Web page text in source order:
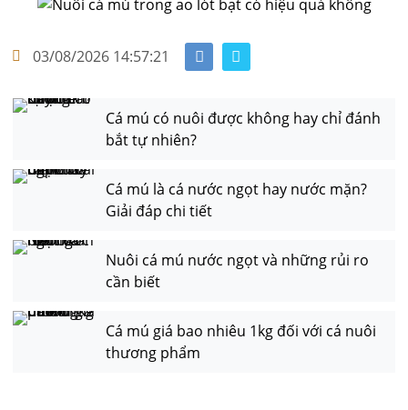
03/08/2026 14:57:21
Cá mú có nuôi được không hay chỉ đánh
bắt tự nhiên?
Cá mú là cá nước ngọt hay nước mặn?
Giải đáp chi tiết
Nuôi cá mú nước ngọt và những rủi ro
cần biết
Cá mú giá bao nhiêu 1kg đối với cá nuôi
thương phẩm